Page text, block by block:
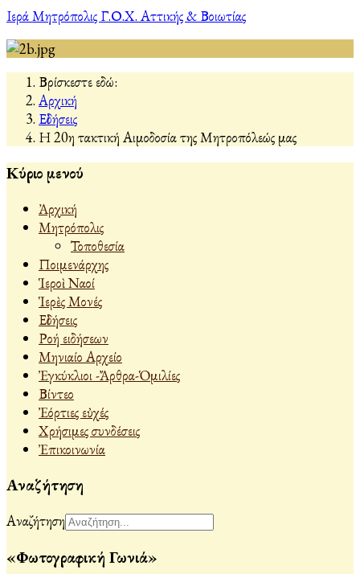
Ιερά Μητρόπολις Γ.Ο.Χ. Αττικής & Βοιωτίας
Βρίσκεστε εδώ:
Αρχική
Εἰδήσεις
Η 20η τακτική Αιμοδοσία της Μητροπόλεώς μας
Κύριο μενού
Ἀρχική
Μητρόπολις
Τοποθεσία
Ποιμενάρχης
Ἱεροὶ Ναοί
Ἱερὲς Μονές
Εἰδήσεις
Ροή ειδήσεων
Μηνιαίο Αρχείο
Ἐγκύκλιοι -Ἄρθρα-Ὁμιλίες
Βίντεο
Ἐόρτιες εὐχές
Χρήσιμες συνδέσεις
Ἐπικοινωνία
Αναζήτηση
Αναζήτηση
«Φωτογραφική Γωνιά»